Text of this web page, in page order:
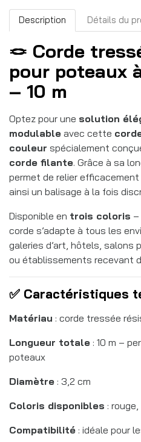
Description Détails du
🪢 Corde
pour poteaux
– 10 m
Optez pour une solution
modulable avec cette
couleur spécialement
corde filante. Grâce à sa
permet de relier efficacement
ainsi un balisage à la fois
Disponible en trois coloris
corde s’adapte à tous les
galeries d’art, hôtels, salons
ou établissements recevant
✅ Caractéristiques
Matériau : corde tressée
Longueur totale : 10 m –
poteaux
Diamètre : 3,2 cm
Coloris disponibles :
Compatibilité : idéale pour